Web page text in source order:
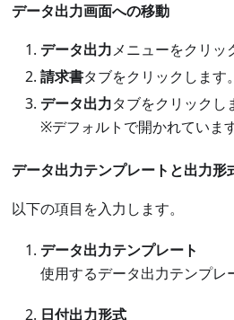
データ出力画面への移動
データ出力メニューをクリッ
請求書タブをクリックします。
データ出力タブをクリックし
※デフォルトで開かれています
データ出力テンプレートと出力形
以下の項目を入力します。
データ出力テンプレート
使用するデータ出力テンプレ
日付出力形式